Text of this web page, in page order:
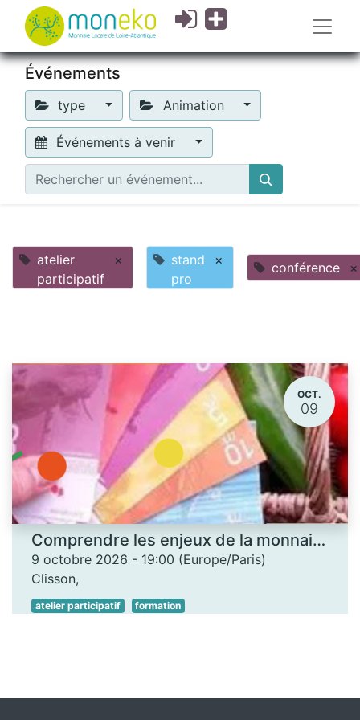
Événements
type Animation
Événements à venir
atelier
participatif
×
stand
pro
× conférence ×
OCT.
09
Comprendre les enjeux de la monnaie locale - Les Ateliers des savoirs
9 octobre 2026 - 19:00 (Europe/Paris)
Clisson,
atelier participatif formation